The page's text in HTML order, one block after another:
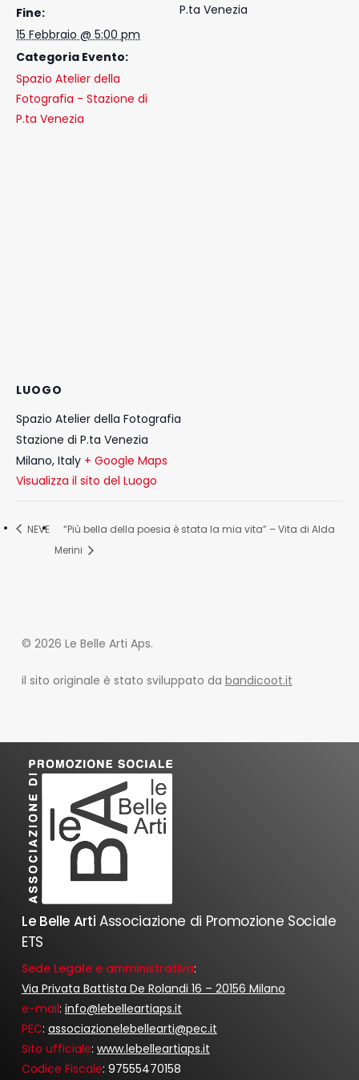
Fine:
15 Febbraio @ 5:00 pm
Categoria Evento:
Spazio Atelier della
Fotografia - Stazione di
P.ta Venezia
P.ta Venezia
LUOGO
Spazio Atelier della Fotografia
Stazione di P.ta Venezia
Milano, Italy + Google Maps
Visualizza il sito del Luogo
NEVE
“Più bella della poesia è stata la mia vita” – Vita di Alda
Merini
© 2026 Le Belle Arti Aps.
il sito originale è stato sviluppato da bandicoot.it
Le Belle Arti Associazione di Promozione Sociale
ETS
Sede Legale e amministrativa:
Via Privata Battista De Rolandi 16 – 20156 Milano
e-mail: info@lebelleartiaps.it
PEC: associazionelebellearti@pec.it
Sito ufficiale: www.lebelleartiaps.it
Codice Fiscale: 97555470158